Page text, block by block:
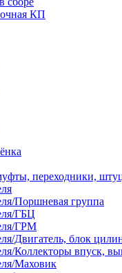
КП
переходники,
Поршневая группа
ГБЦ
ГРМ
Двигатель, блок
Коллекторы впуск,
Маховик